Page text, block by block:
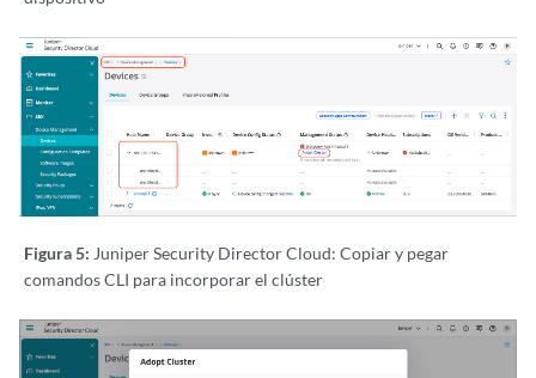
Figura 5: Juniper Security Director Cloud: Copiar y pegar
comandos CLI para incorporar el clúster